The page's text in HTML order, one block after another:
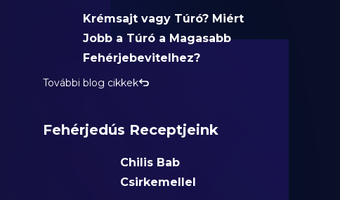
Krémsajt vagy Túró? Miért
Jobb a Túró a Magasabb
Fehérjebevitelhez?
További blog cikkek
Fehérjedús Receptjeink
Chilis Bab
Csirkemellel